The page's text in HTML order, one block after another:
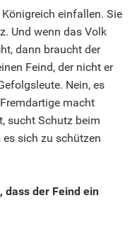
einfallen. Sie
Und wenn das Volk
dann braucht der
Feind, der nicht er
Nein, es
macht
sucht Schutz beim
sich zu schützen
dass der Feind ein